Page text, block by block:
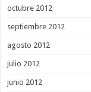
octubre 2012
septiembre 2012
agosto 2012
julio 2012
junio 2012